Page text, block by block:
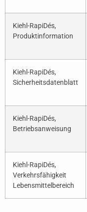
Kiehl-RapiDés,
Produktinformation
Kiehl-RapiDés,
Sicherheitsdatenblatt
Kiehl-RapiDés,
Betriebsanweisung
Kiehl-RapiDés,
Verkehrsfähigkeit
Lebensmittelbereich